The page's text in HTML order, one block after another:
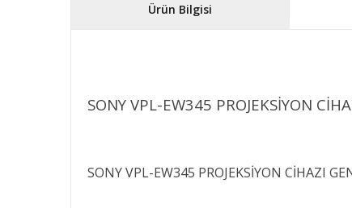
Ürün Bilgisi
SONY VPL-EW345 PROJEKSİYON
SONY VPL-EW345 PROJEKSİYON CİHAZI